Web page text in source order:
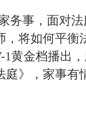
务事，面对
，将如何平衡
1黄金档播出
庭》，家事有